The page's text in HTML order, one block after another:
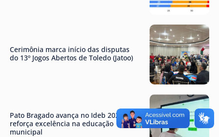
Cerimônia marca início das disputas
do 13º Jogos Abertos de Toledo (Jatoo)
Pato Bragado avança no Ideb 2025 e
reforça excelência na educação
municipal